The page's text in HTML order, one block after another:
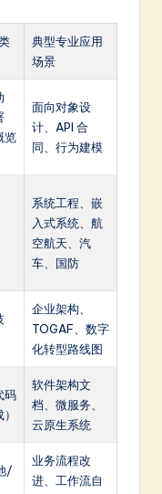
典型专业应用
场景
览
面向对象设
计、API 合
同、行为建模
系统工程、嵌
入式系统、航
空航天、汽
车、国防
企业架构、
TOGAF、数字
化转型路线图
码
软件架构文
档、微服务、
云原生系统
/
业务流程改
进、工作流自